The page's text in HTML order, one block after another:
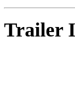
Trailer